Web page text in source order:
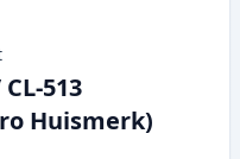
513
Huismerk)